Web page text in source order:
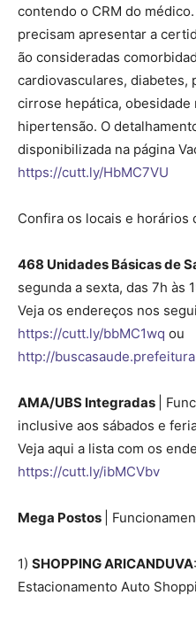
contendo o CRM do
precisam apresentar a
ão consideradas
cardiovasculares, diabetes,
cirrose hepática, obesidade
hipertensão. O
disponibilizada na página
https://cutt.ly/HbMC7VU
Confira os locais e horários
468 Unidades Básicas de
segunda a sexta, das 7h às
Veja os endereços nos
https://cutt.ly/bbMC1wq ou
http://
AMA/UBS Integradas
|
inclusive aos sábados e
Veja aqui a lista com os
https://cutt.ly/ibMCVbv
Mega Postos |
1) SHOPPING ARICANDUVA
Estacionamento Auto